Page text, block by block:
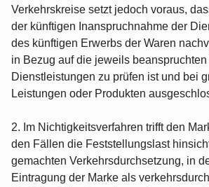
Verkehrskreise setzt jedoch voraus,
der künftigen Inanspruchnahme der
des künftigen Erwerbs der Waren
in Bezug auf die jeweils beanspruchten
Dienstleistungen zu prüfen ist und bei
Leistungen oder Produkten
2. Im Nichtigkeitsverfahren trifft den
den Fällen die Feststellungslast
gemachten Verkehrsdurchsetzung, in
Eintragung der Marke als